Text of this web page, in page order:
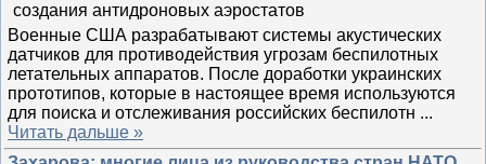
Военные США разрабатывают системы акустических
датчиков для противодействия угрозам беспилотных
летательных аппаратов. После доработки украинских
прототипов, которые в настоящее время используются
для поиска и отслеживания российских беспилотн ...
Читать дальше »